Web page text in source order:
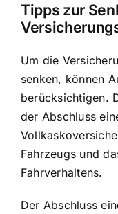
Tipps zur
Um die
senken, können
berücksichtigen.
der Abschluss
Fahrzeugs und
Fahrverhaltens.
Der Abschluss